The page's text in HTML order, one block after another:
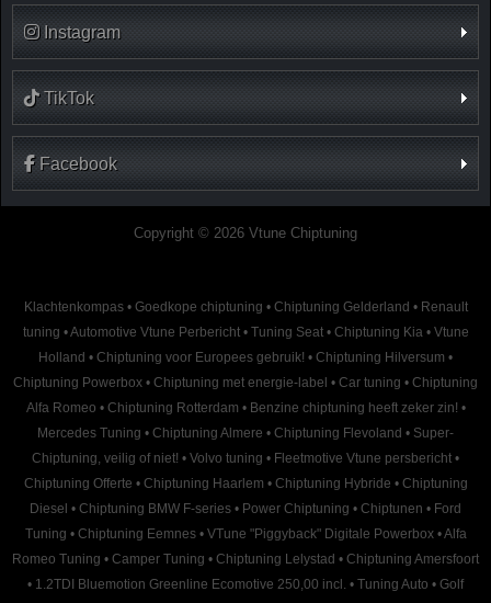
Instagram
TikTok
Facebook
Copyright © 2026 Vtune Chiptuning
Klachtenkompas • Goedkope chiptuning • Chiptuning Gelderland • Renault
tuning •Automotive Vtune Perbericht • Tuning Seat • Chiptuning Kia • Vtune
Holland • Chiptuning voor Europees gebruik! • Chiptuning Hilversum •
Chiptuning Powerbox • Chiptuning met energie-label • Car tuning • Chiptuning
Alfa Romeo • Chiptuning Rotterdam • Benzine chiptuning heeft zeker zin! •
Mercedes Tuning • Chiptuning Almere • Chiptuning Flevoland • Super-
Chiptuning, veilig of niet! • Volvo tuning • Fleetmotive Vtune persbericht •
Chiptuning Offerte • Chiptuning Haarlem • Chiptuning Hybride • Chiptuning
Diesel • Chiptuning BMW F-series • Power Chiptuning • Chiptunen • Ford
Tuning • Chiptuning Eemnes • VTune "Piggyback" Digitale Powerbox •Alfa
Romeo Tuning • Camper Tuning • Chiptuning Lelystad • Chiptuning Amersfoort
• 1.2TDI Bluemotion Greenline Ecomotive 250,00 incl. • Tuning Auto • Golf